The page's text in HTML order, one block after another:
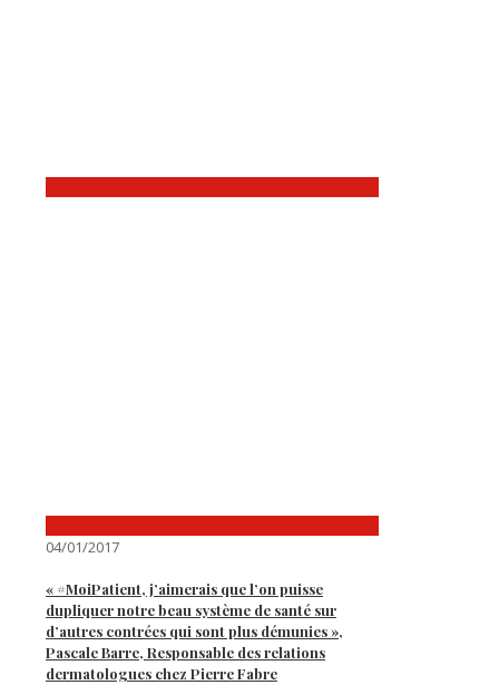
04/01/2017
« #MoiPatient, j’aimerais que l’on puisse
dupliquer notre beau système de santé sur
d’autres contrées qui sont plus démunies »,
Pascale Barre, Responsable des relations
dermatologues chez Pierre Fabre